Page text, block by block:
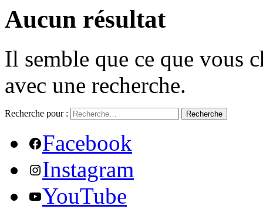
Aucun résultat
Il semble que ce que vous
avec une recherche.
Recherche pour : Recherche
Facebook
Instagram
YouTube